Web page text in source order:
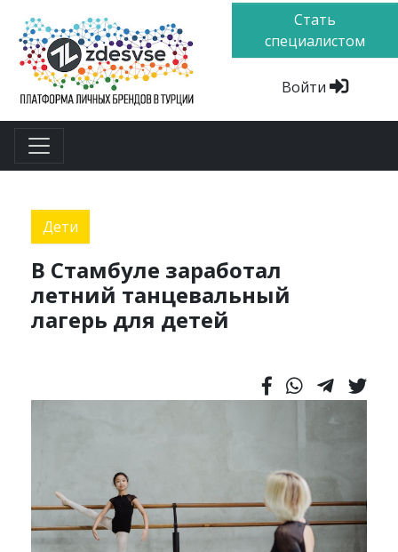
Стать
специалистом
Войти
Дети
В Стамбуле заработал
летний танцевальный
лагерь для детей